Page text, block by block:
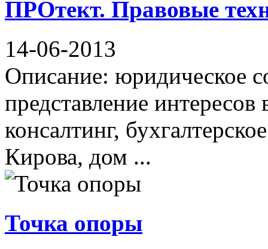
ПРОтект. Правовые
14-06-2013
Описание: юридическое
представление
консалтинг,
Кирова, дом ...
Точка опоры